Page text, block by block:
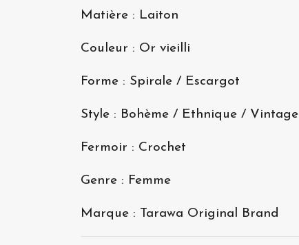
Matière : Laiton
Couleur : Or vieilli
Forme : Spirale / Escargot
Style : Bohème / Ethnique / Vintage
Fermoir : Crochet
Genre : Femme
Marque : Tarawa Original Brand